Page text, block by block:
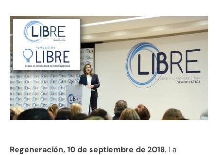
Regeneración, 10 de septiembre de 2018. La